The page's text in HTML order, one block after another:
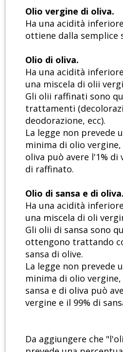
Olio vergine di oliva.
Ha una acidità
ottiene dalla semplice
Olio di oliva.
Ha una acidità
una miscela di olii
Gli olii raffinati sono
trattamenti
deodorazione, ecc).
La legge non prevede
minima di olio
oliva può avere l'1% di
di raffinato.
Olio di sansa e di oliva.
Ha una acidità
una miscela di oli
Gli olii di sansa sono
ottengono trattando
sansa di olive.
La legge non prevede
minima di olio
sansa e di oliva può
vergine e il 99% di
Da aggiungere che